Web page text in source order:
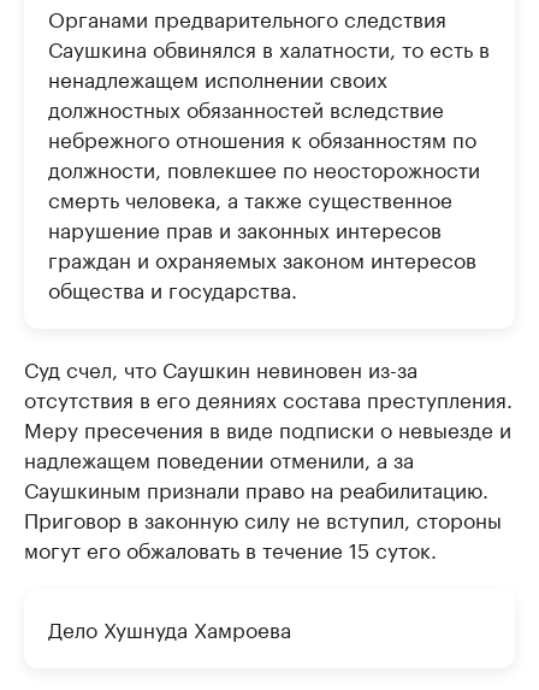
Органами предварительного следствия
Саушкина обвинялся в халатности, то есть в
ненадлежащем исполнении своих
должностных обязанностей вследствие
небрежного отношения к обязанностям по
должности, повлекшее по неосторожности
смерть человека, а также существенное
нарушение прав и законных интересов
граждан и охраняемых законом интересов
общества и государства.
Суд счел, что Саушкин невиновен из-за
отсутствия в его деяниях состава преступления.
Меру пресечения в виде подписки о невыезде и
надлежащем поведении отменили, а за
Саушкиным признали право на реабилитацию.
Приговор в законную силу не вступил, стороны
могут его обжаловать в течение 15 суток.
Дело Хушнуда Хамроева